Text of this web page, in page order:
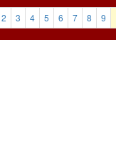
2 3 4 5 6 7 8 9